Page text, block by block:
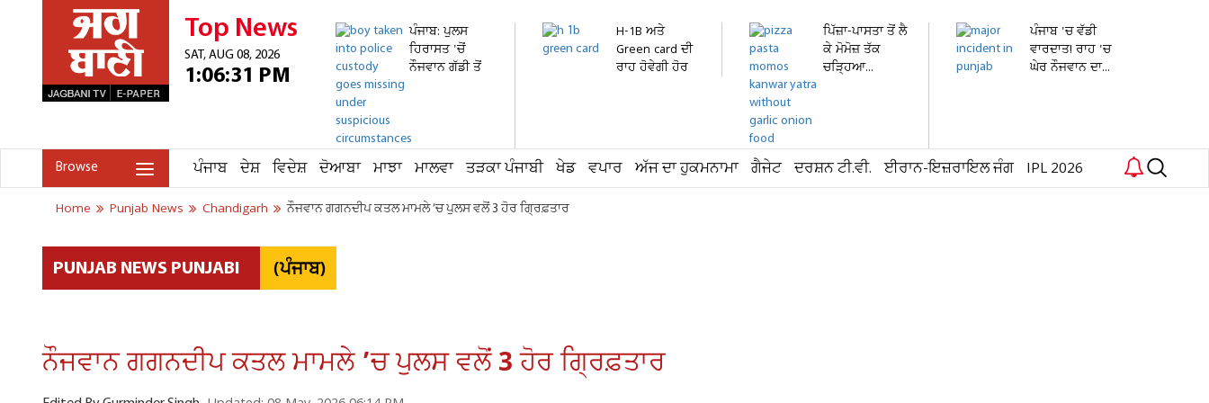
Top News
SAT, AUG 08, 2026
1:06:31 PM
ਪੰਜਾਬ: ਪੁਲਸ
ਹਿਰਾਸਤ 'ਚੋਂ
ਨੌਜਵਾਨ ਗੱਡੀ ਤੋਂ
H-1B ਅਤੇ
Green card ਦੀ
ਰਾਹ ਹੋਵੇਗੀ ਹੋਰ
ਪਿੱਜ਼ਾ-ਪਾਸਤਾ ਤੋਂ ਲੈ
ਕੇ ਮੋਮੋਜ਼ ਤੱਕ
ਚੜ੍ਹਿਆ...
ਪੰਜਾਬ 'ਚ ਵੱਡੀ
ਵਾਰਦਾਤ! ਰਾਹ 'ਚ
ਘੇਰ ਨੌਜਵਾਨ ਦਾ...
Browse ਪੰਜਾਬ ਦੇਸ਼ ਵਿਦੇਸ਼ ਦੋਆਬਾ ਮਾਝਾ ਮਾਲਵਾ ਤੜਕਾ ਪੰਜਾਬੀ ਖੇਡ ਵਪਾਰ ਅੱਜ ਦਾ ਹੁਕਮਨਾਮਾ ਗੈਜੇਟ ਦਰਸ਼ਨ ਟੀ.ਵੀ. ਈਰਾਨ-ਇਜ਼ਰਾਇਲ ਜੰਗ IPL 2026
Home Punjab News Chandigarh ਨੌਜਵਾਨ ਗਗਨਦੀਪ ਕਤਲ ਮਾਮਲੇ ’ਚ ਪੁਲਸ ਵਲੋਂ 3 ਹੋਰ ਗ੍ਰਿਫ਼ਤਾਰ
PUNJAB NEWS PUNJABI (ਪੰਜਾਬ)
ਨੌਜਵਾਨ ਗਗਨਦੀਪ ਕਤਲ ਮਾਮਲੇ ’ਚ ਪੁਲਸ ਵਲੋਂ 3 ਹੋਰ ਗ੍ਰਿਫ਼ਤਾਰ